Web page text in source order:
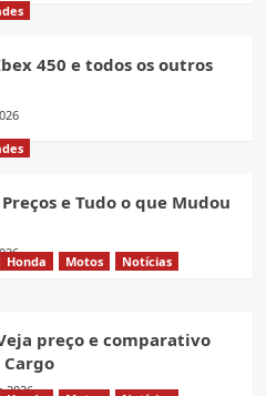
450 e todos os outros
e Tudo o que Mudou
Honda Motos
Notícias
preço e comparativo
2026